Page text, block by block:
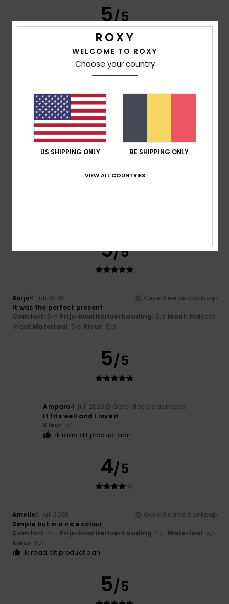
5/5
Geverifieerde aankoop
Ik raad dit product aan
5
5/5
Borja6. juli 2026
Geverifieerde aankoop
It was the perfect present
Comfort: 5/5 Prijs-kwaliteitverhouding: 5/5 Maat: Perfecte
maat Materiaal: 5/5 Kleur: 5/5
5/5
Amparo4. juli 2026
Geverifieerde aankoop
It fits well and I love it
Kleur: 5/5
Ik raad dit product aan
4/5
Amelie3. juli 2026
Geverifieerde aankoop
Simple but in a nice colour
Comfort: 4/5 Prijs-kwaliteitverhouding: 4/5 Materiaal: 5 /5
Kleur: 5/5
Ik raad dit product aan
5/5
WELCOME TO ROXY
Choose your country
US SHIPPING ONLY BE SHIPPING ONLY
VIEW ALL COUNTRIES